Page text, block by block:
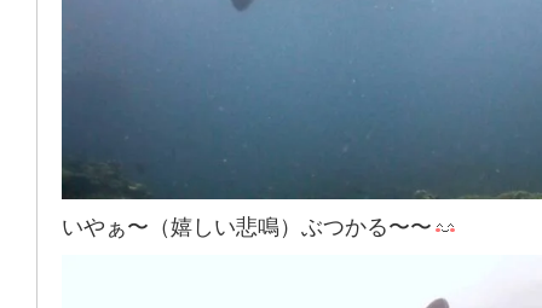
いやぁ〜（嬉しい悲鳴）ぶつかる〜〜